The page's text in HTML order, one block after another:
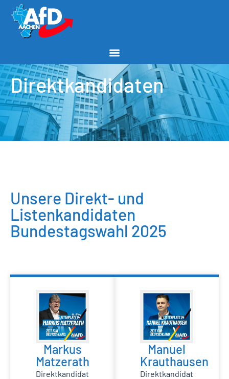
Direktkandidaten
Unsere Direkt- und
Listenkandidaten
Bundestagswahl 2025
Markus
Matzerath
Direktkandidat
Manuel
Krauthausen
Direktkandidat